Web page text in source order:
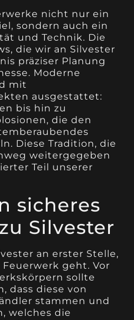
nicht nur ein
sondern auch ein
und Technik. Die
die wir an Silvester
präziser Planung
Moderne
mit
ausgestattet:
bis hin zu
die den
Diese Tradition, die
weitergegeben
Teil unserer
sicheres
Silvester
an erster Stelle,
geht. Vor
sollte
dass diese von
stammen und
welches die